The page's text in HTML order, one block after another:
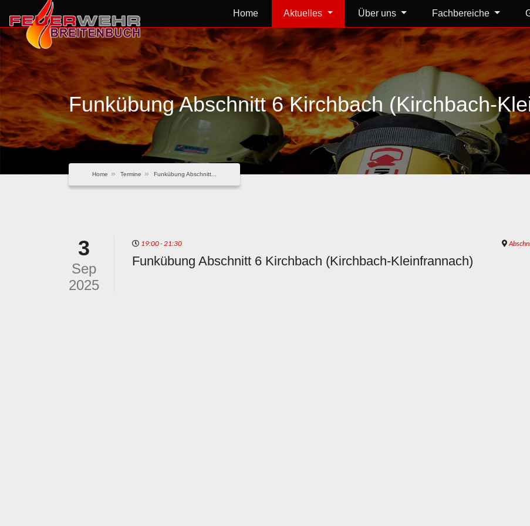
Home Aktuelles Über uns Fachbereiche
Funkübung Abschnitt 6 Kirchbach (Kirchbach-
Home Termine Funkübung Abschnitt...
3
Sep
2025
19:00 - 21:30
Funkübung Abschnitt 6 Kirchbach (Kirchbach-Kleinfrannach)